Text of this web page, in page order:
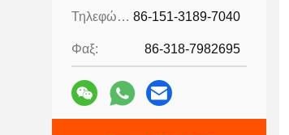
Τηλεφώνημα: 86-151-3189-7040
Φαξ: 86-318-7982695